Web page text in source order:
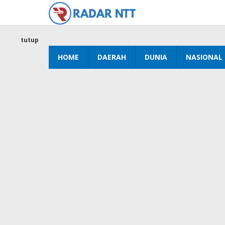
konten
HOME DAERAH DUNIA NASIONAL
tutup